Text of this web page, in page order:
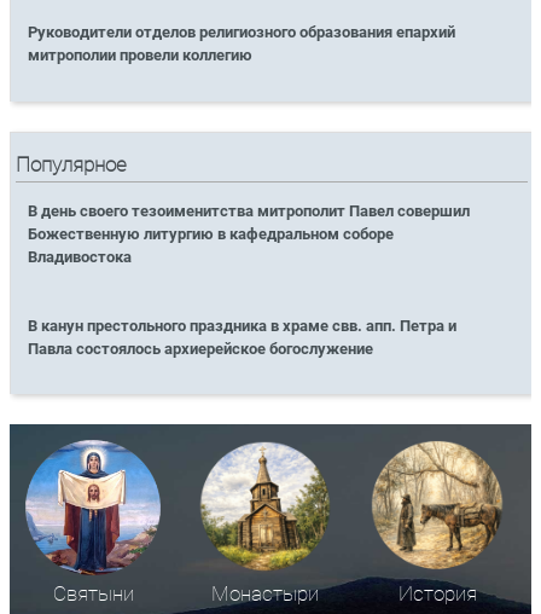
Руководители отделов религиозного образования епархий
митрополии провели коллегию
Популярное
В день своего тезоименитства митрополит Павел совершил
Божественную литургию в кафедральном соборе
Владивостока
В канун престольного праздника в храме свв. апп. Петра и
Павла состоялось архиерейское богослужение
Святыни Монастыри История